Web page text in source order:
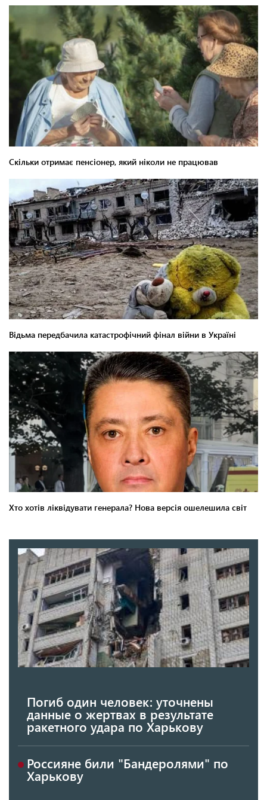
Погиб один человек: уточнены
данные о жертвах в результате
ракетного удара по Харькову
Россияне били "Бандеролями" по
Харькову